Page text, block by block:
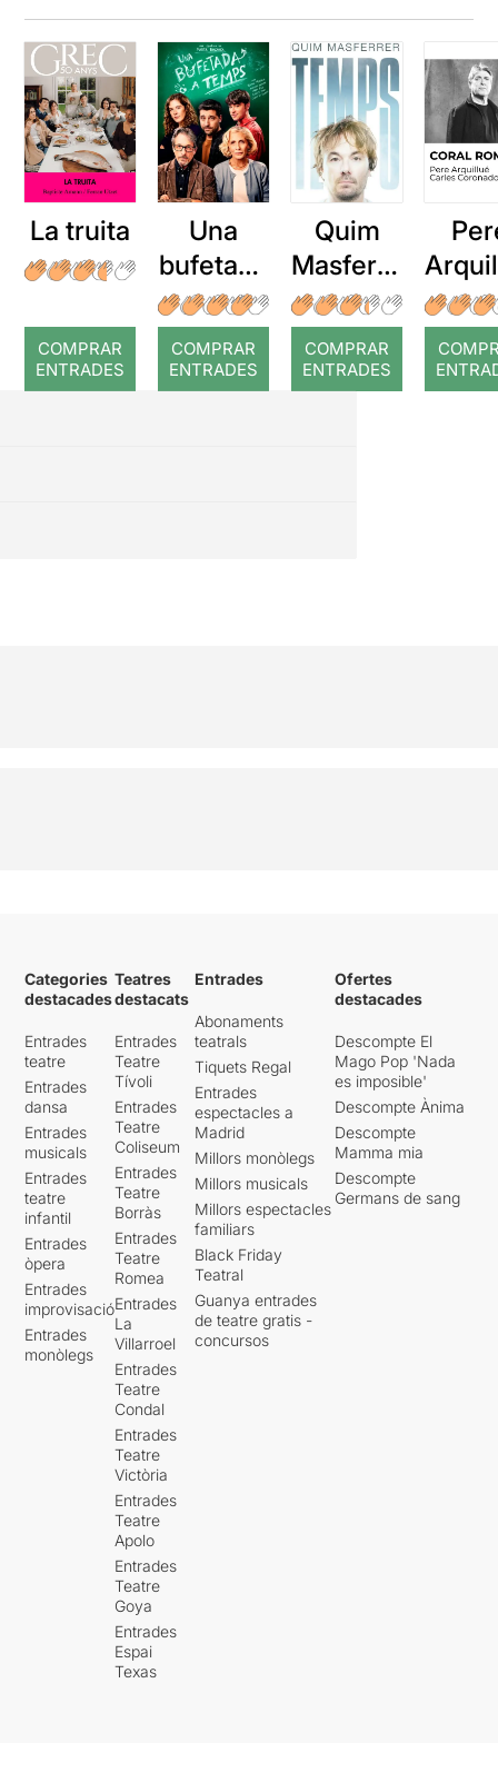
La truita
COMPRAR
ENTRADES
Una
bufetada
a temps
COMPRAR
ENTRADES
Quim
Masferre
r: Temps
COMPRAR
ENTRADES
:
Categories
destacades
Entrades
teatre
Entrades
dansa
Entrades
musicals
Entrades
teatre
infantil
Entrades
òpera
Entrades
improvisació
Entrades
monòlegs
Teatres
destacats
Entrades
Teatre
Tívoli
Entrades
Teatre
Coliseum
Entrades
Teatre
Borràs
Entrades
Teatre
Romea
Entrades
La
Villarroel
Entrades
Teatre
Condal
Entrades
Teatre
Victòria
Entrades
Teatre
Apolo
Entrades
Teatre
Goya
Entrades
Espai
Texas
Entrades
Abonaments
teatrals
Tiquets Regal
Entrades
espectacles a
Madrid
Millors monòlegs
Millors musicals
Millors espectacles
familiars
Black Friday
Teatral
Guanya entrades
de teatre gratis -
concursos
Ofertes
destacades
Descompte El
Mago Pop 'Nada
es imposible'
Descompte Ànima
Descompte
Mamma mia
Descompte
Germans de sang